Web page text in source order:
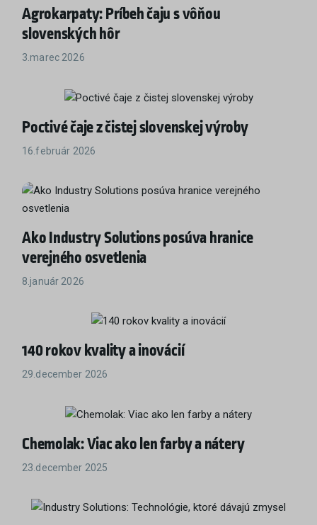
Agrokarpaty: Príbeh čaju s vôňou
slovenských hôr
3.marec 2026
Poctivé čaje z čistej slovenskej výroby
16.február 2026
Ako Industry Solutions posúva hranice
verejného osvetlenia
8.január 2026
140 rokov kvality a inovácií
29.december 2026
Chemolak: Viac ako len farby a nátery
23.december 2025